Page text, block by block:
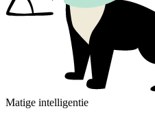
Matige intelligentie